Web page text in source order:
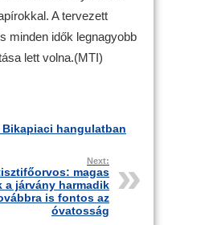
A tervezett
minden idők legnagyobb
lett volna.(MTI)
hangulatban
Next:
magas
a járvány harmadik
is fontos az
óvatosság